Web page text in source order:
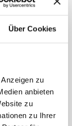
Über Cookies
zu
anbieten
zu
zu Ihrer